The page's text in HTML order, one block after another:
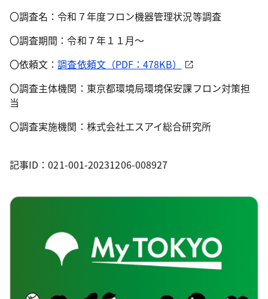
〇調査名：令和７年度フロン機器管理状況等調査
〇調査期間：令和７年１１月～
〇依頼文：調査依頼文（PDF：478KB）
〇調査主体機関：東京都環境局環境保安課フロン対策担
当
〇調査実施機関：株式会社エスアイ総合研究所
記事ID：021-001-20231206-008927